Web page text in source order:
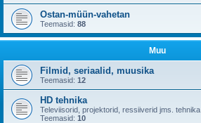
Ostan-müün-vahetan
Teemasid: 88
Muu
Filmid, seriaalid, muusika
Teemasid: 12
HD tehnika
Televiisorid, projektorid, ressiiverid jms. tehnika
Teemasid: 10